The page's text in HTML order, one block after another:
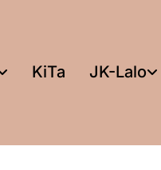
KiTa JK-Lalo